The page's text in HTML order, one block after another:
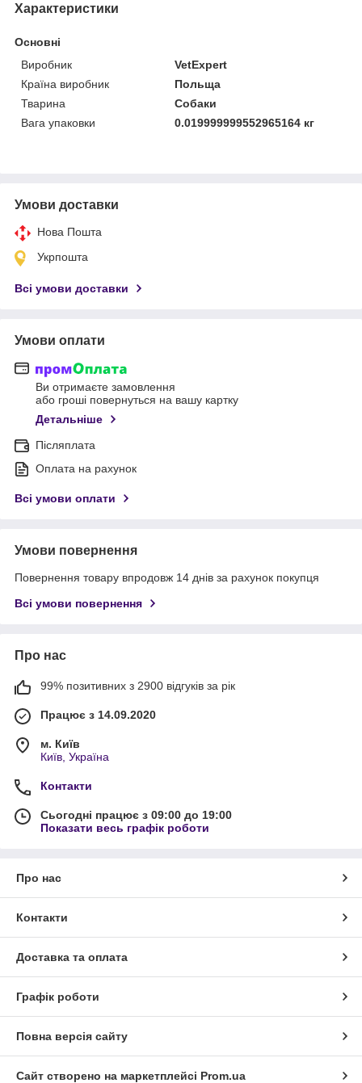
Характеристики
Основні
Виробник
VetExpert
Країна виробник
Польща
Тварина
Собаки
Вага упаковки
0.019999999552965164 кг
Умови доставки
Нова Пошта
Укрпошта
Всі умови доставки
Умови оплати
Ви отримаєте замовлення
або гроші повернуться на вашу картку
Детальніше
Післяплата
Оплата на рахунок
Всі умови оплати
Умови повернення
Повернення товару впродовж 14 днів за рахунок покупця
Всі умови повернення
Про нас
99% позитивних з 2900 відгуків за рік
Працює з 14.09.2020
м. Київ
Київ, Україна
Контакти
Сьогодні працює з 09:00 до 19:00
Показати весь графік роботи
Про нас
Контакти
Доставка та оплата
Графік роботи
Повна версія сайту
Сайт створено на маркетплейсі Prom.ua